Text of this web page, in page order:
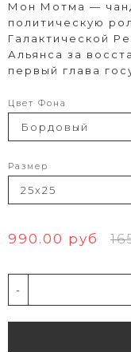
Мон Мотма —
политическую
Галактической
Альянса за
первый глава
Цвет Фона
Размер
990.00 руб
-